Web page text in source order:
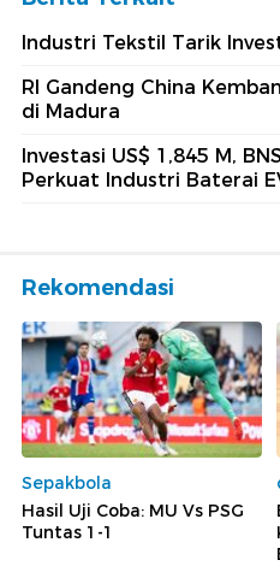
Industri Tekstil Tarik
RI Gandeng China
di Madura
Investasi US$ 1,845 M,
Perkuat Industri Baterai
Rekomendasi
Sepakbola
Hasil Uji Coba: MU Vs PSG
Tuntas 1-1